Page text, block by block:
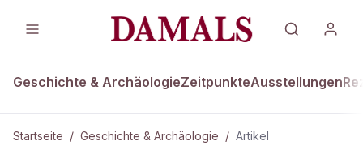
Geschichte & ArchäologieZeitpunkteAusstellungen
Startseite / Geschichte & Archäologie / Artikel